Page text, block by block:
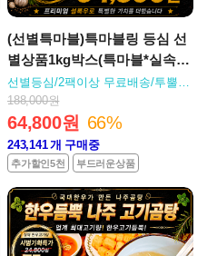
(선별특마블)특마블링 등심 선
별상품1kg박스(특마블*실속도
매팩)
선별등심/2팩이상 무료배송/투뿔보
다 맛있는 설록우 마블링갑 특등심
188,000원
64,800원 66%
243,141개 구매중
추가할인5천 부드러운상품